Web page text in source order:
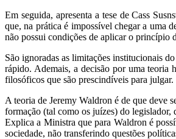
Em seguida, apresenta a tese de Cass
que, na prática é impossível chegar a uma
não possui condições de aplicar o princípio
São ignoradas as limitações institucionais
rápido. Ademais, a decisão por uma teoria
filosóficos que são prescindíveis para julgar.
A teoria de Jeremy Waldron é de que deve
formação (tal como os juízes) do legislador,
Explica a Ministra que para Waldron é
sociedade, não transferindo questões